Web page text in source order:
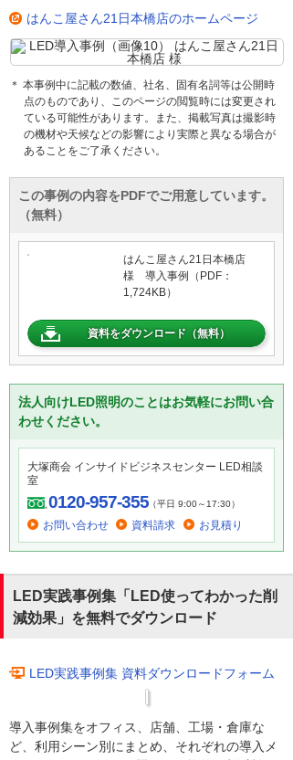
はんこ屋さん21日本橋店のホームページ
＊ 本事例中に記載の数値、社名、固有名詞等は公開時
点のものであり、このページの閲覧時には変更され
ている可能性があります。また、掲載写真は撮影時
の機材や天候などの影響により実際と異なる場合が
あることをご了承ください。
この事例の内容をPDFでご用意しています。
（無料）
はんこ屋さん21日本橋店
様 導入事例（PDF：
1,724KB）
資料をダウンロード（無料）
法人向けLED照明のことはお気軽にお問い合
わせください。
大塚商会 インサイドビジネスセンター LED相談
室
0120-957-355（平日 9:00～17:30）
お問い合わせ 資料請求 お見積り
LED実践事例集「LED使ってわかった削
減効果」を無料でダウンロード
LED実践事例集 資料ダウンロードフォーム
導入事例集をオフィス、店舗、工場・倉庫な
ど、利用シーン別にまとめ、それぞれの導入メ